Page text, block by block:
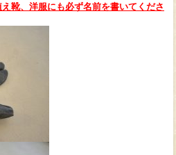
靴、洋服にも必ず名前を書いてくださ